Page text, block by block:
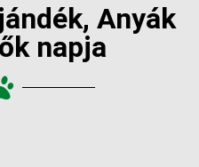
, Anyák
napja